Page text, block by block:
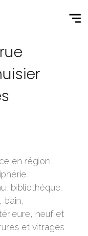
en région
bibliothèque,
bain,
neuf et
et vitrages